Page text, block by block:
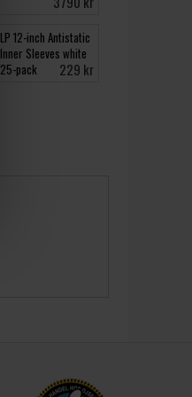
LP 12-inch Antistatic
Inner Sleeves white
25-pack
229 kr